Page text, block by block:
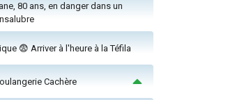
80 ans, en danger dans un
😨 Arriver à l'heure à la Téfila
Cachère